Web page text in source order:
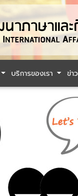
บริการของเรา ข่า